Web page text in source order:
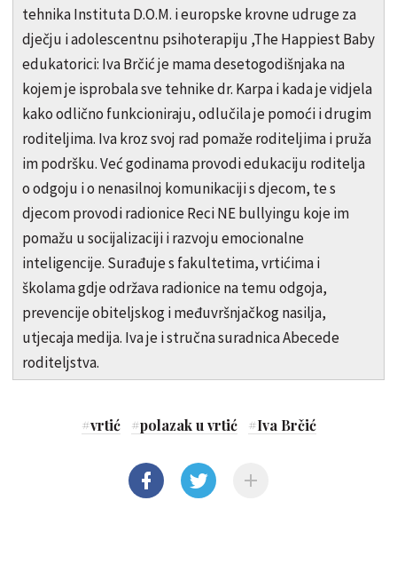
tehnika Instituta D.O.M. i europske krovne udruge za
dječju i adolescentnu psihoterapiju ,The Happiest Baby
edukatorici: Iva Brčić je mama desetogodišnjaka na
kojem je isprobala sve tehnike dr. Karpa i kada je vidjela
kako odlično funkcioniraju, odlučila je pomoći i drugim
roditeljima. Iva kroz svoj rad pomaže roditeljima i pruža
im podršku. Već godinama provodi edukaciju roditelja
o odgoju i o nenasilnoj komunikaciji s djecom, te s
djecom provodi radionice Reci NE bullyingu koje im
pomažu u socijalizaciji i razvoju emocionalne
inteligencije. Surađuje s fakultetima, vrtićima i
školama gdje održava radionice na temu odgoja,
prevencije obiteljskog i međuvršnjačkog nasilja,
utjecaja medija. Iva je i stručna suradnica Abecede
roditeljstva.
#vrtić #polazak u vrtić #Iva Brčić